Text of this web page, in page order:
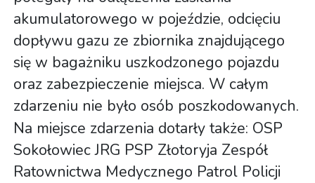
akumulatorowego w pojeździe, odcięciu
dopływu gazu ze zbiornika znajdującego
się w bagażniku uszkodzonego pojazdu
oraz zabezpieczenie miejsca. W całym
zdarzeniu nie było osób poszkodowanych.
Na miejsce zdarzenia dotarły także: OSP
Sokołowiec JRG PSP Złotoryja Zespół
Ratownictwa Medycznego Patrol Policji